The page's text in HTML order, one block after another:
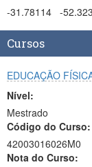
-31.78114 -
Cursos
EDUCAÇÃO
Nível:
Mestrado
Código do Curso:
42003016026M0
Nota do Curso: